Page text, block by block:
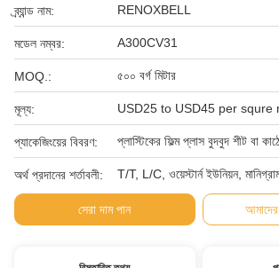
ব্র্যান্ড নাম: RENOXBELL
মডেল নম্বর: A300CV31
MOQ.: ৫০০ বর্গ মিটার
মূল্য: USD25 to USD45 per squre
প্যাকেজিংয়ের বিবরণ: প্লাস্টিকের ফিল্ম প্লাস বুদবুদ শীট বা
অর্থ প্রদানের শর্তাবলী: T/T, L/C, ওয়েস্টার্ন ইউনিয়ন,
সেরা দাম পান